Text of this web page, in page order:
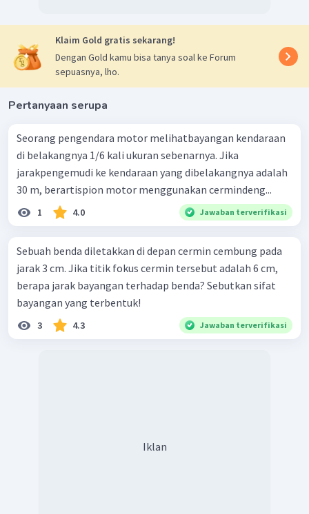
Ditinjau dari letak benda yang berada pada ruang IV. Sifat
bayangan pada cermin cembung adalah maya, tegak,
diperkecil.
Tegak, Diperkecil.
Klaim Gold gratis sekarang!
Dengan Gold kamu bisa tanya soal ke Forum
sepuasnya, lho.
Pertanyaan serupa
Seorang pengendara motor melihatbayangan kendaraan
di belakangnya 1/6 kali ukuran sebenarnya. Jika
jarakpengemudi ke kendaraan yang dibelakangnya adalah
30 m, berartispion motor menggunakan cermindeng...
1 4.0 Jawaban terverifikasi
Sebuah benda diletakkan di depan cermin cembung pada
jarak 3 cm. Jika titik fokus cermin tersebut adalah 6 cm,
berapa jarak bayangan terhadap benda? Sebutkan sifat
bayangan yang terbentuk!
3 4.3 Jawaban terverifikasi
Iklan